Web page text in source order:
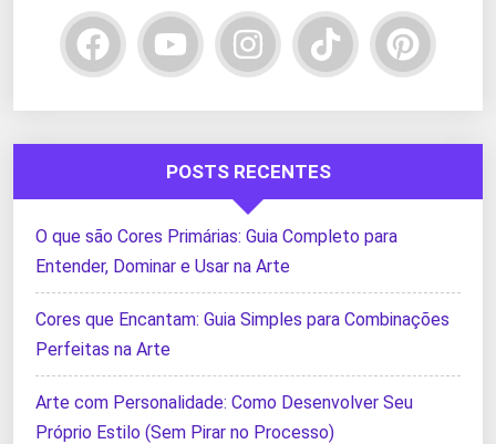
POSTS RECENTES
O que são Cores Primárias: Guia Completo para
Entender, Dominar e Usar na Arte
Cores que Encantam: Guia Simples para Combinações
Perfeitas na Arte
Arte com Personalidade: Como Desenvolver Seu
Próprio Estilo (Sem Pirar no Processo)